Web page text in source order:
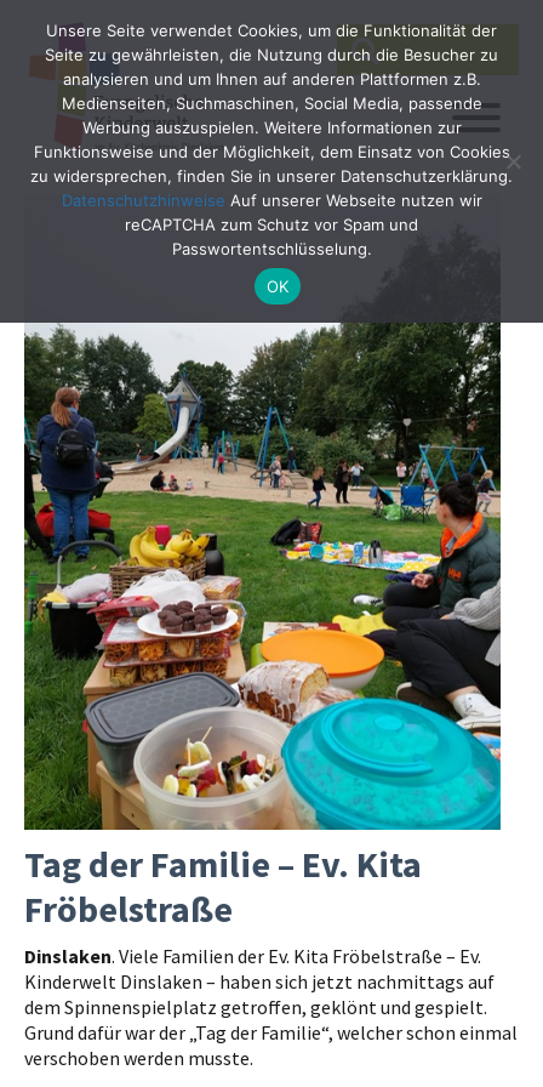
Search
for:
SEARCH
Tag der Familie – Ev. Kita
Fröbelstraße
Dinslaken. Viele Familien der Ev. Kita Fröbelstraße – Ev.
Kinderwelt Dinslaken – haben sich jetzt nachmittags auf
dem Spinnenspielplatz getroffen, geklönt und gespielt.
Grund dafür war der „Tag der Familie“, welcher schon einmal
verschoben werden musste.
Unsere Seite verwendet Cookies, um die Funktionalität der
Seite zu gewährleisten, die Nutzung durch die Besucher zu
analysieren und um Ihnen auf anderen Plattformen z.B.
Medienseiten, Suchmaschinen, Social Media, passende
Werbung auszuspielen. Weitere Informationen zur
Funktionsweise und der Möglichkeit, dem Einsatz von Cookies
zu widersprechen, finden Sie in unserer Datenschutzerklärung.
Datenschutzhinweise Auf unserer Webseite nutzen wir
reCAPTCHA zum Schutz vor Spam und
Passwortentschlüsselung.
OK